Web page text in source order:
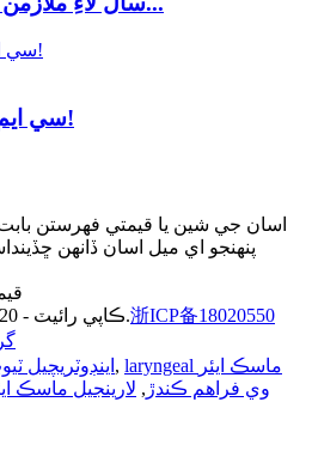
سي ايم اي ايف 2025 ۾ ڀليڪار!
اسان جي شين يا قيمتي فهرستن
© ڪاپي رائيٽ - 2020: سڀ حق محفوظ آهن.浙ICP备18020550
اينڊوٽريچيل , laryngeal ماسڪ ايئر
وي فراهم ڪندڙ , لارينجيل ماسڪ